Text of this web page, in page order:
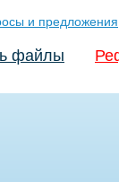
и предложения
файлы